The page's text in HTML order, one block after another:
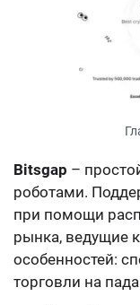
Bitsgap –
роботами.
при помощи
рынка, ведущие
особенностей:
торговли на